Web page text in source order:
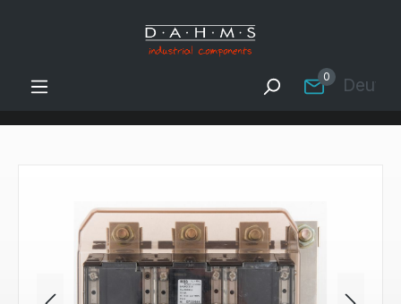
Zum Hauptinhalt springen
0
Bildergalerie überspringen